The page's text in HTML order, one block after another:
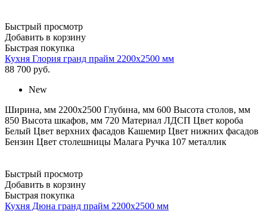
Быстрый просмотр
Добавить в корзину
Быстрая покупка
Кухня Глория гранд прайм 2200х2500 мм
88 700 руб.
New
Ширина, мм 2200х2500 Глубина, мм 600 Высота столов, мм
850 Высота шкафов, мм 720 Материал ЛДСП Цвет короба
Белый Цвет верхних фасадов Кашемир Цвет нижних фасадов
Бензин Цвет столешницы Малага Ручка 107 металлик
Быстрый просмотр
Добавить в корзину
Быстрая покупка
Кухня Дюна гранд прайм 2200х2500 мм